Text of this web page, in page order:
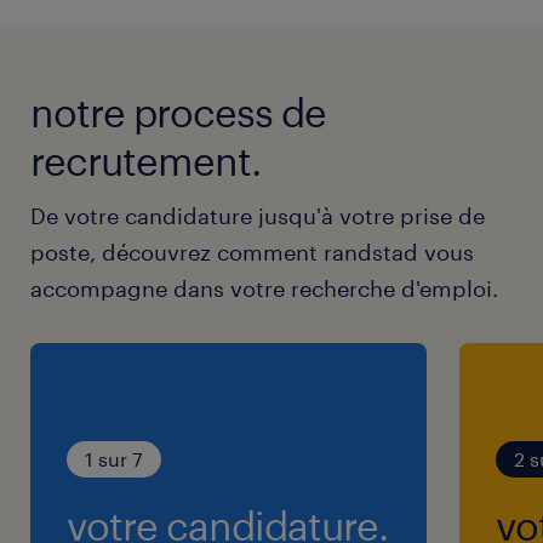
notre process de
recrutement.
De votre candidature jusqu'à votre prise de
poste, découvrez comment randstad vous
accompagne dans votre recherche d'emploi.
1 sur 7
votre candidature.
2